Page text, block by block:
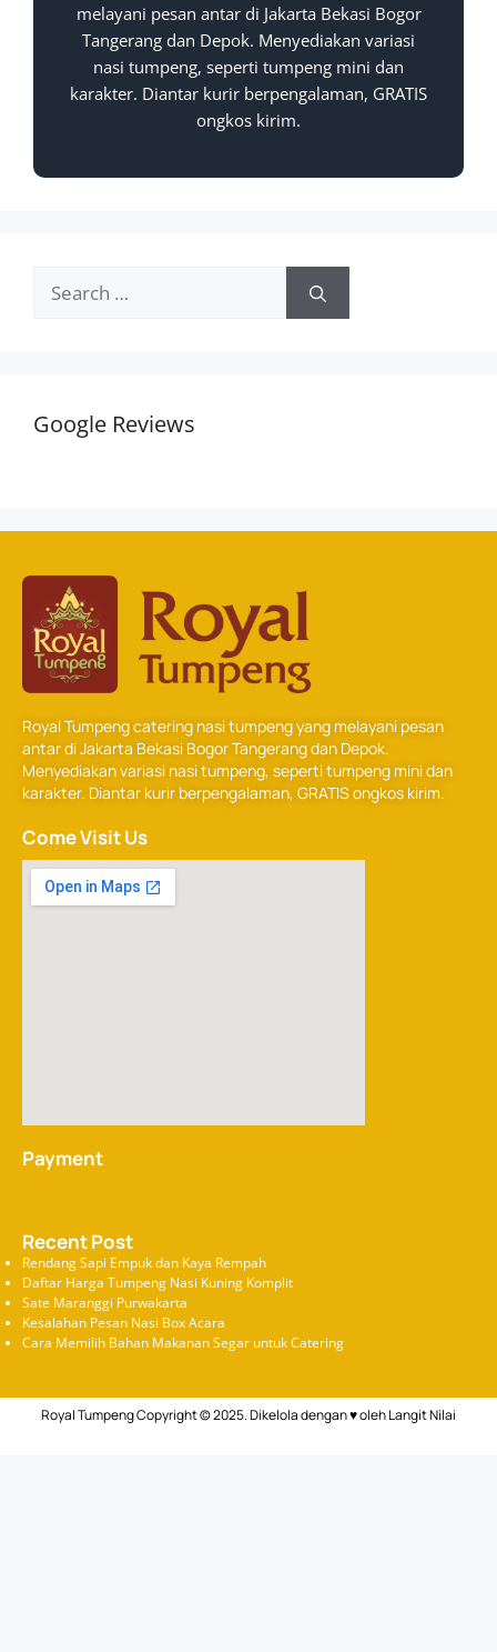
melayani pesan antar di Jakarta Bekasi Bogor
Tangerang dan Depok. Menyediakan variasi
nasi tumpeng, seperti tumpeng mini dan
karakter. Diantar kurir berpengalaman, GRATIS
ongkos kirim.
Google Reviews
Royal Tumpeng catering nasi tumpeng yang melayani pesan
antar di Jakarta Bekasi Bogor Tangerang dan Depok.
Menyediakan variasi nasi tumpeng, seperti tumpeng mini dan
karakter. Diantar kurir berpengalaman, GRATIS ongkos kirim.
Come Visit Us
Payment
Recent Post
Rendang Sapi Empuk dan Kaya Rempah
Daftar Harga Tumpeng Nasi Kuning Komplit
Sate Maranggi Purwakarta
Kesalahan Pesan Nasi Box Acara
Cara Memilih Bahan Makanan Segar untuk Catering
Royal Tumpeng Copyright © 2025. Dikelola dengan ♥ olehLangit Nilai